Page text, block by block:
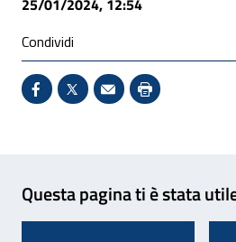
Condividi
Condividi su Facebook -
X - Sito esterno -
Invio Mail: apre il
Stampa
Questa pagina ti è stata